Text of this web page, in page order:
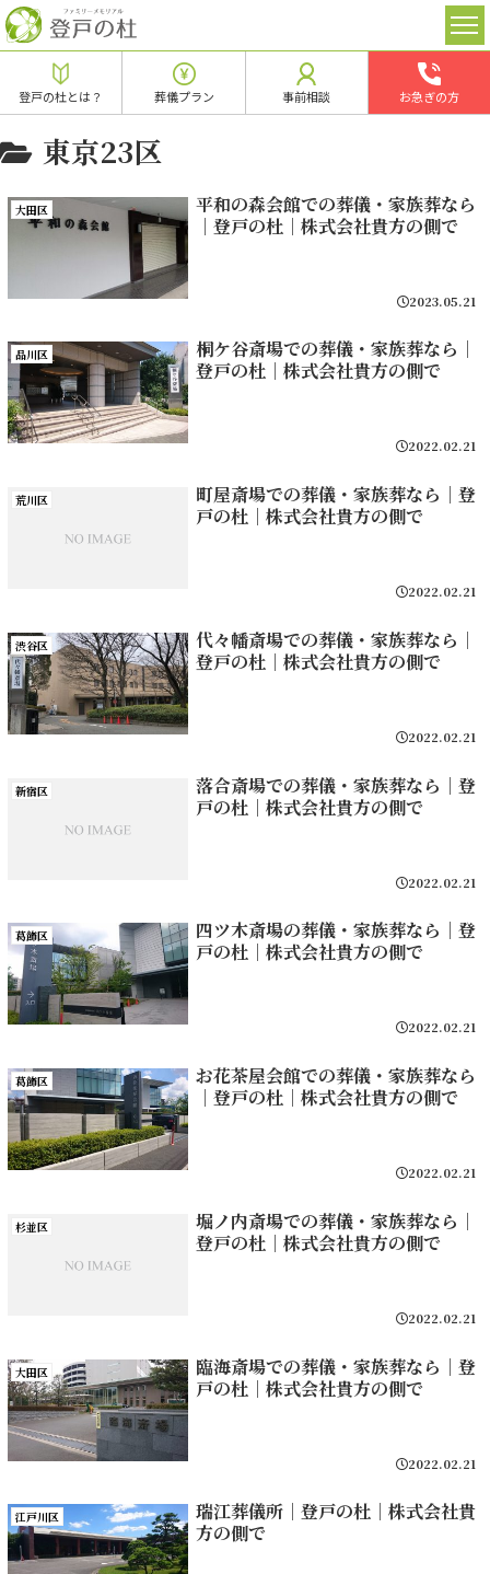
登戸の杜とは？ 葬儀プラン 事前相談 お急ぎの方
東京23区
大田区
平和の森会館での葬儀・家族葬なら
｜登戸の杜｜株式会社貴方の側で
2023.05.21
品川区
桐ケ谷斎場での葬儀・家族葬なら｜
登戸の杜｜株式会社貴方の側で
2022.02.21
荒川区
町屋斎場での葬儀・家族葬なら｜登
戸の杜｜株式会社貴方の側で
2022.02.21
渋谷区
代々幡斎場での葬儀・家族葬なら｜
登戸の杜｜株式会社貴方の側で
2022.02.21
新宿区
落合斎場での葬儀・家族葬なら｜登
戸の杜｜株式会社貴方の側で
2022.02.21
葛飾区
四ツ木斎場の葬儀・家族葬なら｜登
戸の杜｜株式会社貴方の側で
2022.02.21
葛飾区
お花茶屋会館での葬儀・家族葬なら
｜登戸の杜｜株式会社貴方の側で
2022.02.21
杉並区
堀ノ内斎場での葬儀・家族葬なら｜
登戸の杜｜株式会社貴方の側で
2022.02.21
大田区
臨海斎場での葬儀・家族葬なら｜登
戸の杜｜株式会社貴方の側で
2022.02.21
江戸川区
瑞江葬儀所｜登戸の杜｜株式会社貴
方の側で